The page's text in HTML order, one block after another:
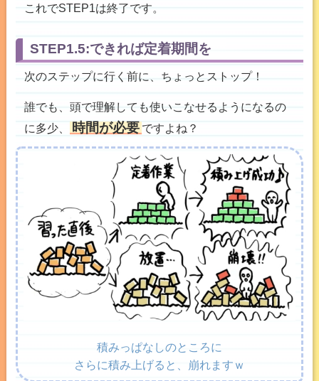
これでSTEP1は終了です。
STEP1.5:できれば定着期間を
次のステップに行く前に、ちょっとストップ！
誰でも、頭で理解しても使いこなせるようになるの
に多少、
時間が必要 ですよね？
積みっぱなしのところに
さらに積み上げると、崩れますｗ